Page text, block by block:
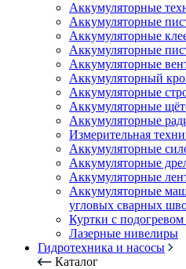
Аккумуляторные
Аккумуляторные
Аккумуляторные
Аккумуляторные
Аккумуляторные
Аккумуляторный
Аккумуляторные
Аккумуляторные
Аккумуляторные
Измерительная
Аккумуляторные
Аккумуляторные
Аккумуляторные
Аккумуляторные
угловых сварных
Куртки с подогревом
Лазерные нивелиры
Гидротехника и насосы
Каталог